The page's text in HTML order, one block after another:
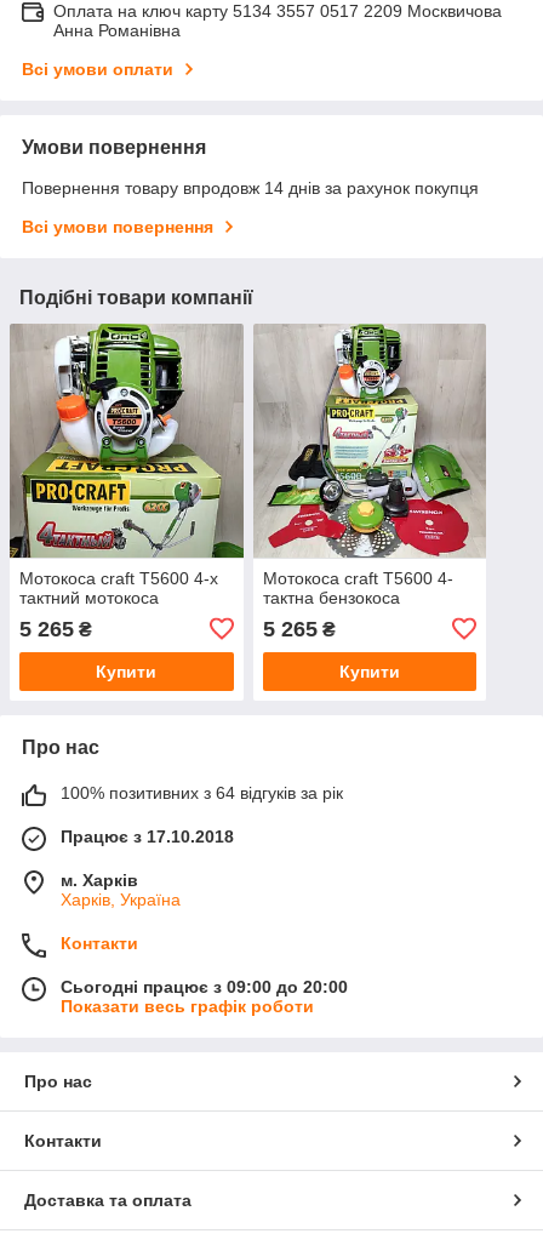
Оплата на ключ карту 5134 3557 0517 2209 Москвичова
Анна Романівна
Всі умови оплати
Умови повернення
Повернення товару впродовж 14 днів за рахунок покупця
Всі умови повернення
Подібні товари компанії
Мотокоса craft T5600 4-х
тактний мотокоса
5 265 ₴
Купити
Мотокоса craft T5600 4-
тактна бензокоса
5 265₴
Купити
Про нас
100% позитивних з 64 відгуків за рік
Працює з 17.10.2018
м. Харків
Харків, Україна
Контакти
Сьогодні працює з 09:00 до 20:00
Показати весь графік роботи
Про нас
Контакти
Доставка та оплата